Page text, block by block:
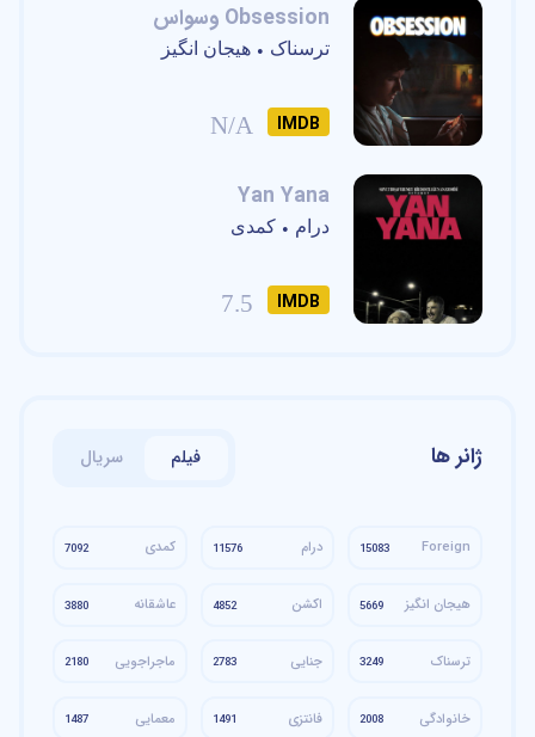
Obsession وسواس
ترسناک • هیجان انگیز
IMDB
N/A
Yan Yana
درام • کمدی
IMDB
7.5
ژانر ها فیلم سریال
Foreign
15083 درام 11576 کمدی 7092
هیجان انگیز 5669 اکشن 4852 عاشقانه 3880
ترسناک 3249 جنایی 2783 ماجراجویی 2180
خانوادگی 2008 فانتزی 1491 معمایی 1487